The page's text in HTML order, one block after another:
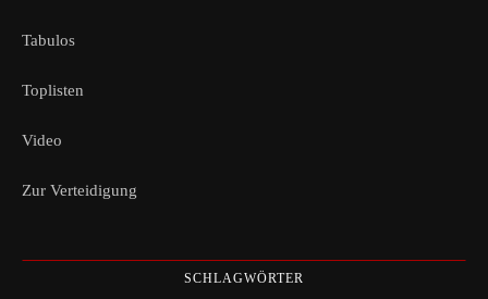
Tabulos
Toplisten
Video
Zur Verteidigung
SCHLAGWÖRTER